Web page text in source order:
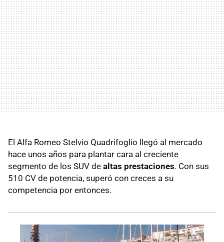
El Alfa Romeo Stelvio Quadrifoglio llegó al mercado
hace unos años para plantar cara al creciente
segmento de los SUV de altas prestaciones. Con sus
510 CV de potencia, superó con creces a su
competencia por entonces.